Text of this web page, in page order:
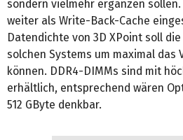
sondern vielmehr ergänzen
weiter als Write-Back-Cache
Datendichte von 3D XPoint soll
solchen Systems um maximal das
können. DDR4-DIMMs sind mit
erhältlich, entsprechend wären
512 GByte denkbar.